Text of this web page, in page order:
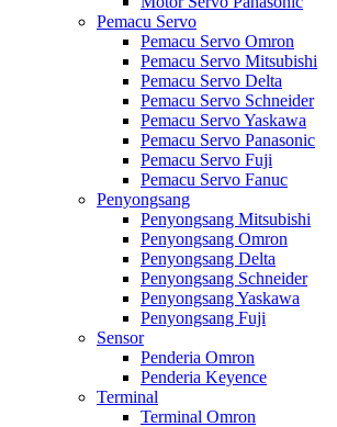
Pemacu Servo
Pemacu Servo Omron
Pemacu Servo Mitsubishi
Pemacu Servo Delta
Pemacu Servo Schneider
Pemacu Servo Yaskawa
Pemacu Servo Panasonic
Pemacu Servo Fuji
Pemacu Servo Fanuc
Penyongsang
Penyongsang Mitsubishi
Penyongsang Omron
Penyongsang Delta
Penyongsang Schneider
Penyongsang Yaskawa
Penyongsang Fuji
Sensor
Penderia Omron
Penderia Keyence
Terminal
Terminal Omron